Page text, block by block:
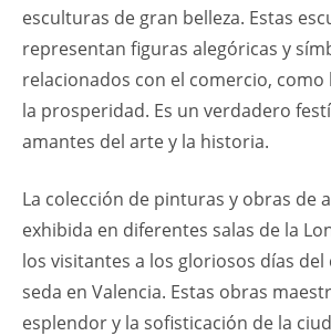
esculturas de gran belleza. Estas
representan figuras alegóricas y
relacionados con el comercio, como
la prosperidad. Es un verdadero
amantes del arte y la historia.
La colección de pinturas y obras de
exhibida en diferentes salas de la
los visitantes a los gloriosos días del
seda en Valencia. Estas obras
esplendor y la sofisticación de la